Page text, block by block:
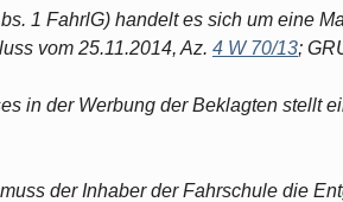
1 FahrlG) handelt es sich um eine
vom 25.11.2014, Az. 4 W 70/13;
in der Werbung der Beklagten stellt
der Inhaber der Fahrschule die